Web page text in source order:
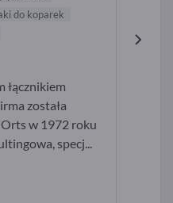
do koparek
łącznikiem
została
Orts w 1972 roku
specj...